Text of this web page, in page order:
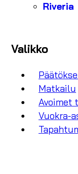
Riveria
Valikko
Matkailu
Avoimet
Vuokra-